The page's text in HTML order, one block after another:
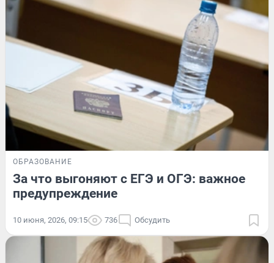
ОБРАЗОВАНИЕ
За что выгоняют с ЕГЭ и ОГЭ: важное
предупреждение
10 июня, 2026, 09:15 736 Обсудить